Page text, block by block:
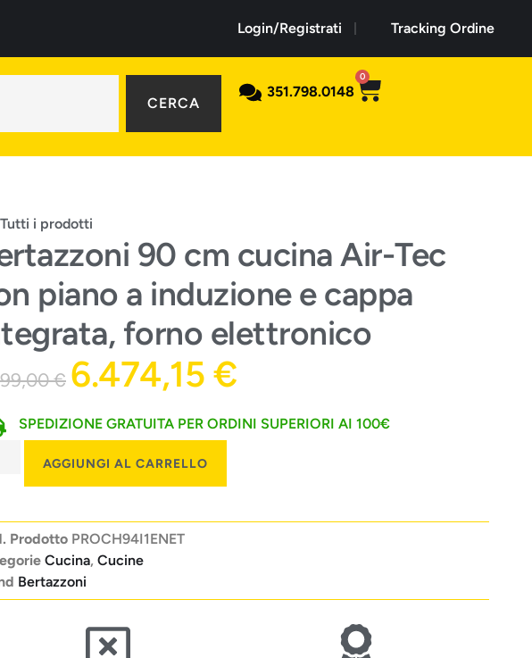
Login/Registrati Tracking Ordine
CERCA
351.798.0148
0
Tutti i prodotti
90 cm cucina Air-Tec
piano a induzione e cappa
forno elettronico
€ 6.474,15 €
SPEDIZIONE GRATUITA PER ORDINI SUPERIORI AI 100€
AGGIUNGI AL CARRELLO
Prodotto PROCH94I1ENET
Cucina, Cucine
Bertazzoni